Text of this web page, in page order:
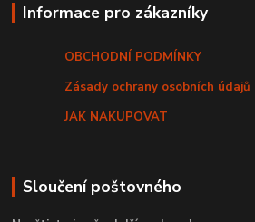
Informace pro zákazníky
OBCHODNÍ PODMÍNKY
Zásady ochrany osobních údajů
JAK NAKUPOVAT
Sloučení poštovného